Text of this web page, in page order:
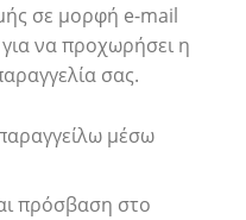
σε μορφή e-mail
να προχωρήσει η
σας.
μέσω
πρόσβαση στο